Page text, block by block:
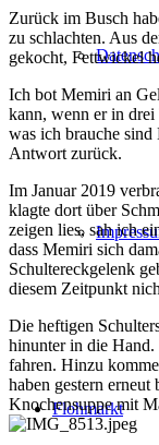
Flohmarkt
Zurück im Busch
zu schlachten. Aus
gekocht, Fettwickel
Ich bot Memiri an
kann, wenn er in
was ich brauche
Antwort zurück.
Im Januar 2019
klagte dort über
zeigen lies, sah ich
dass Memiri sich
Schultereckgelenk
diesem Zeitpunkt
Die heftigen
hinunter in die
fahren. Hinzu
haben gestern erneut
Knochensuppe mit